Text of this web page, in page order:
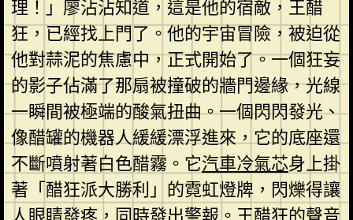
理！」廖沾沾知道，這是他的宿敵，王醋
狂，已經找上門了。他的宇宙冒險，被迫從
他對蒜泥的焦慮中，正式開始了。一個狂妄
的影子佔滿了那扇被撞破的牆門邊緣，光線
一瞬間被極端的酸氣扭曲。一個閃閃發光、
像醋罐的機器人緩緩漂浮進來，它的底座還
不斷噴射著白色醋霧。它汽車冷氣芯身上掛
著「醋狂派大勝利」的霓虹燈牌，閃爍得讓